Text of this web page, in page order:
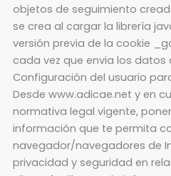
objetos de seguimiento
se crea al cargar la librería
versión previa de la cookie
cada vez que envia los datos
Configuración del usuario
Desde www.adicae.net y en
normativa legal vigente,
información que te permita
navegador/navegadores de
privacidad y seguridad en